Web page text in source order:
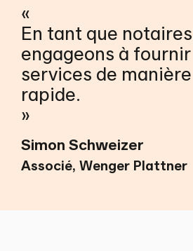
«
En tant que
engageons à
services de
rapide.
Simon Schweizer
Associé, Wenger Plattner